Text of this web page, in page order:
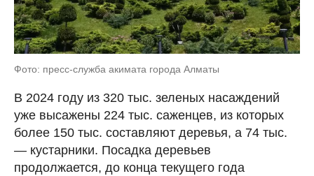
Фото: пресс-служба акимата города Алматы
В 2024 году из 320 тыс. зеленых насаждений
уже высажены 224 тыс. саженцев, из которых
более 150 тыс. составляют деревья, а 74 тыс.
— кустарники. Посадка деревьев
продолжается, до конца текущего года